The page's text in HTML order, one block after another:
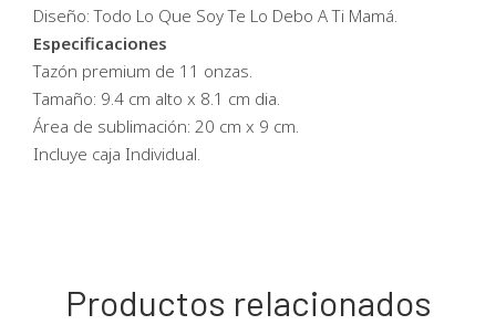
Diseño: Todo Lo Que Soy Te Lo Debo A Ti Mamá.
Especificaciones
Tazón premium de 11 onzas.
Tamaño: 9.4 cm alto x 8.1 cm dia.
Área de sublimación: 20 cm x 9 cm.
Incluye caja Individual.
Productos relacionados